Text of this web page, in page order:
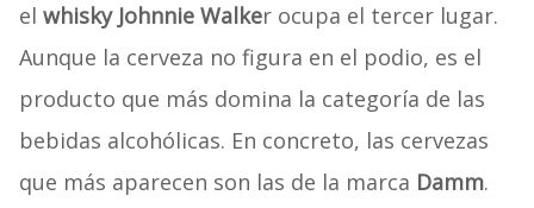
el whisky Johnnie Walker ocupa el tercer lugar.
Aunque la cerveza no figura en el podio, es el
producto que más domina la categoría de las
bebidas alcohólicas. En concreto, las cervezas
que más aparecen son las de la marca Damm.